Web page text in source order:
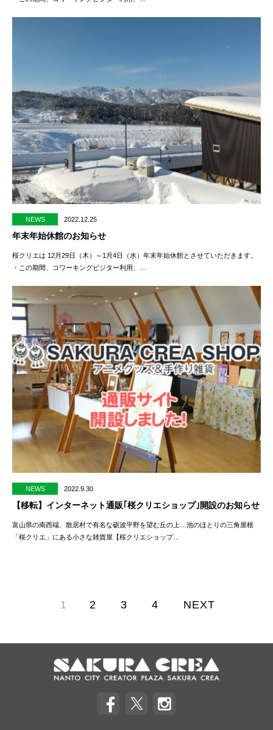
NEWS 2022.12.25
年末年始休館のお知らせ
桜クリエは 12月29日（木）～1月4日（水）年末年始休館とさせていただきます。
・この期間、コワーキングビジター利用、…
NEWS 2022.9.30
【移転】インターネット通販｢桜クリエショップ｣開設のお知らせ
富山県の南西端、散居村で有名な砺波平野を望む丘の上…池のほとりの三角屋根
「桜クリエ」にある小さな雑貨屋【桜クリエショップ…
1 2 3 4 NEXT